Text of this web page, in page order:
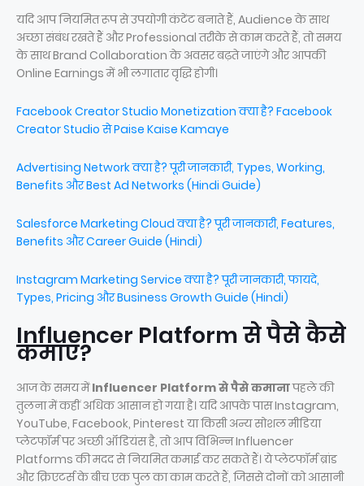
यदि आप नियमित रूप से उपयोगी कंटेंट बनाते हैं, Audience के साथ
अच्छा संबंध रखते हैं और Professional तरीके से काम करते हैं, तो समय
के साथ Brand Collaboration के अवसर बढ़ते जाएंगे और आपकी
Online Earnings में भी लगातार वृद्धि होगी।
Facebook Creator Studio Monetization क्या है? Facebook
Creator Studio से Paise Kaise Kamaye
Advertising Network क्या है? पूरी जानकारी, Types, Working,
Benefits और Best Ad Networks (Hindi Guide)
Salesforce Marketing Cloud क्या है? पूरी जानकारी, Features,
Benefits और Career Guide (Hindi)
Instagram Marketing Service क्या है? पूरी जानकारी, फायदे,
Types, Pricing और Business Growth Guide (Hindi)
Influencer Platform से पैसे कैसे
कमाएं?
आज के समय मेंInfluencer Platform से पैसे कमानापहले की
तुलना में कहीं अधिक आसान हो गया है। यदि आपके पास Instagram,
YouTube, Facebook, Pinterest या किसी अन्य सोशल मीडिया
प्लेटफॉर्म पर अच्छी ऑडियंस है, तो आप विभिन्न Influencer
Platforms की मदद से नियमित कमाई कर सकते हैं। ये प्लेटफॉर्म ब्रांड
और क्रिएटर्स के बीच एक पुल का काम करते हैं, जिससे दोनों को आसानी